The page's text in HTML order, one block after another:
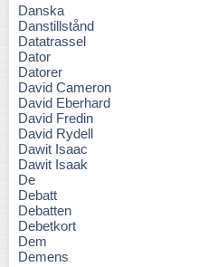
Danska
Danstillstånd
Datatrassel
Dator
Datorer
David Cameron
David Eberhard
David Fredin
David Rydell
Dawit Isaac
Dawit Isaak
De
Debatt
Debatten
Debetkort
Dem
Demens